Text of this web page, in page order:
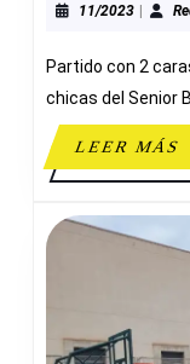
11/202311/2023
Partido con 2
chicas del Senior
LEER MÁS